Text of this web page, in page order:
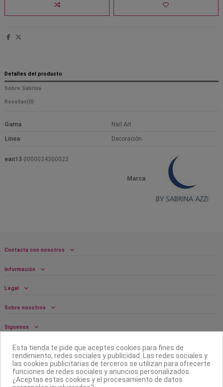
Detalles del producto
Sobre Sabrina
Reseñas(0)
Gama Nail Art
Linea Decoración
Marca
ean13 0000034300022
Contacta con nosotros
Información
Legal
Sobre nosotros
Síguenos
Boletín
Esta tienda te pide que aceptes cookies para fines de
rendimiento, redes sociales y publicidad. Las redes sociales y
las cookies publicitarias de terceros se utilizan para ofrecerte
funciones de redes sociales y anuncios personalizados.
¿Aceptas estas cookies y el procesamiento de datos